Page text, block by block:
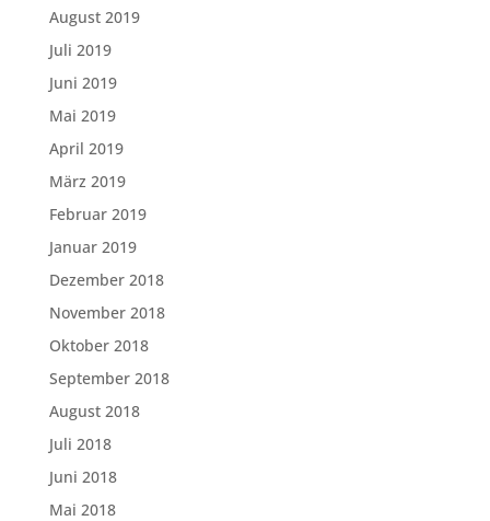
August 2019
Juli 2019
Juni 2019
Mai 2019
April 2019
März 2019
Februar 2019
Januar 2019
Dezember 2018
November 2018
Oktober 2018
September 2018
August 2018
Juli 2018
Juni 2018
Mai 2018